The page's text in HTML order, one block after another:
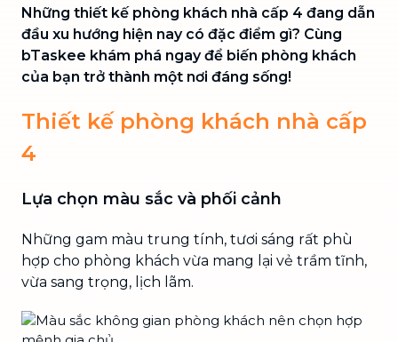
Những thiết kế phòng khách nhà cấp 4 đang dẫn
đầu xu hướng hiện nay có đặc điểm gì? Cùng
bTaskee khám phá ngay để biến phòng khách
của bạn trở thành một nơi đáng sống!
Thiết kế phòng khách nhà cấp
4
Lựa chọn màu sắc và phối cảnh
Những gam màu trung tính, tươi sáng rất phù
hợp cho phòng khách vừa mang lại vẻ trầm tĩnh,
vừa sang trọng, lịch lãm.